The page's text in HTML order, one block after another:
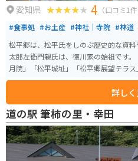
愛知県 4 （口コミ1件
#食事処 #お土産 #神社｜寺院 #林道
松平郷は、松平氏をしのぶ歴史的な資
太郎左衛門親氏は、徳川家の始祖です。 「松平郷園地」「松平東照宮」「高
月院」「松平城址」「松平郷展望テラ
しています。 松平東照宮はドラマの「
れるときに使ったという井戸があり、
また、あじさいなどの植物も咲いてお
ヘクタールと広いですが、急な坂道が
とができます。
詳し
道の駅 筆柿の里・幸田